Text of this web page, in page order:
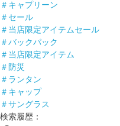
＃キャプリーン
＃セール
＃当店限定アイテムセール
＃バックパック
＃当店限定アイテム
＃防災
＃ランタン
＃キャップ
＃サングラス
検索履歴：